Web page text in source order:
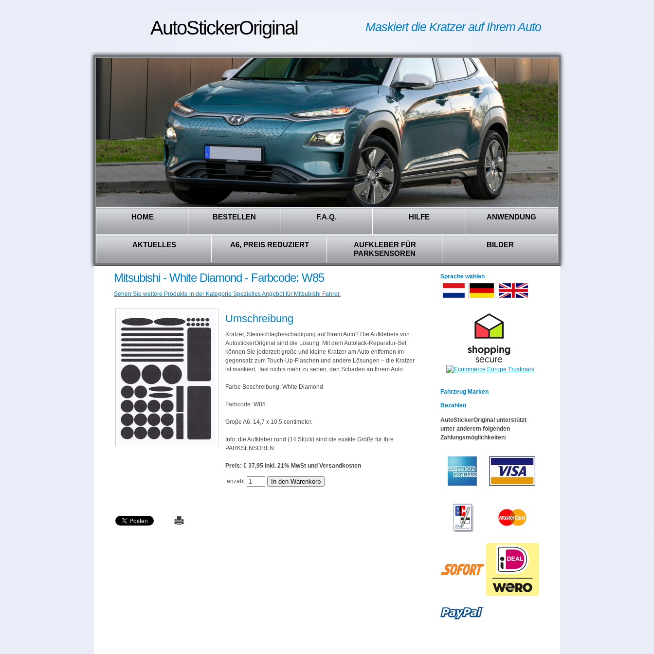
AutoStickerOriginal Maskiert die Kratzer auf Ihrem Auto
HOME BESTELLEN F.A.Q. HILFE ANWENDUNG
AKTUELLES A6, PREIS REDUZIERT
AUFKLEBER FÜR
PARKSENSOREN
BILDER
Mitsubishi - White Diamond - Farbcode: W85
Sehen Sie weitere Produkte in der Kategorie Spezielles Angebot für Mitsubishi Fahrer.
Umschreibung
Kratzer, Steinschlagbeschädigung auf Ihrem Auto? Die Aufklebers von
AutostickerOriginal sind die Lösung. Mit dem Autolack-Reparatur-Set
können Sie jederzeit große und kleine Kratzer am Auto entfernen im
gegensatz zum Touch-Up-Flaschen und andere Lösungen – die Kratzer
ist maskiert, fast nichts mehr zu sehen, den Schaden an Ihrem Auto.
Farbe Beschreibung: White Diamond
Farbcode: W85
Groβe A6: 14,7 x 10,5 centimeter.
Info: die Aufkleber rund (14 Stück) sind die exakte Größe für Ihre
PARKSENSOREN.
Preis: € 37,95 inkl. 21% MwSt und Versandkosten
anzahl
Sprache wählen
Fahrzeug Marken
Bezahlen
AutoStickerOriginal unterstützt
unter anderem folgenden
Zahlungsmöglichkeiten: